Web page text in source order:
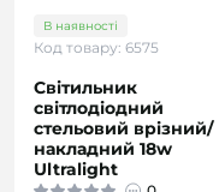
В наявності
Код товару: 6575
Світильник
світлодіодний
стельовий врізний/
накладний 18w
Ultralight